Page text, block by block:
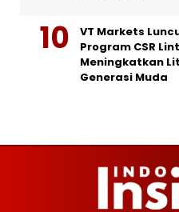
VT Markets
Program CSR
Meningkatkan
Generasi Muda